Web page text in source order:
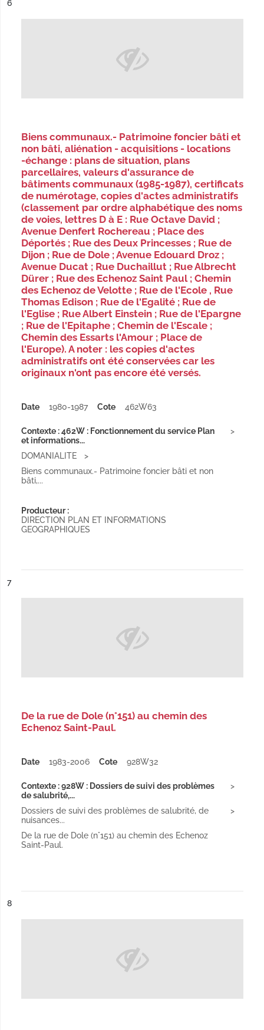
n°
6
Biens communaux.- Patrimoine foncier bâti et
non bâti, aliénation - acquisitions - locations
-échange : plans de situation, plans
parcellaires, valeurs d'assurance de
bâtiments communaux (1985-1987), certificats
de numérotage, copies d'actes administratifs
(classement par ordre alphabétique des noms
de voies, lettres D à E : Rue Octave David ;
Avenue Denfert Rochereau ; Place des
Déportés ; Rue des Deux Princesses ; Rue de
Dijon ; Rue de Dole ; Avenue Edouard Droz ;
Avenue Ducat ; Rue Duchaillut ; Rue Albrecht
Dürer ; Rue des Echenoz Saint Paul ; Chemin
des Echenoz de Velotte ; Rue de l'Ecole , Rue
Thomas Edison ; Rue de l'Egalité ; Rue de
l'Eglise ; Rue Albert Einstein ; Rue de l'Epargne
; Rue de l'Epitaphe ; Chemin de l'Escale ;
Chemin des Essarts l'Amour ; Place de
l'Europe). A noter : les copies d'actes
administratifs ont été conservées car les
originaux n'ont pas encore été versés.
Date 1980-1987 Cote 462W63
Contexte : 462W : Fonctionnement du service Plan
et informations...
DOMANIALITE
Biens communaux.- Patrimoine foncier bâti et non
bâti,...
Producteur :
DIRECTION PLAN ET INFORMATIONS
GEOGRAPHIQUES
n°
7
De la rue de Dole (n°151) au chemin des
Echenoz Saint-Paul.
Date 1983-2006 Cote 928W32
Contexte : 928W : Dossiers de suivi des problèmes
de salubrité,...
Dossiers de suivi des problèmes de salubrité, de
nuisances...
De la rue de Dole (n°151) au chemin des Echenoz
Saint-Paul.
n°
8